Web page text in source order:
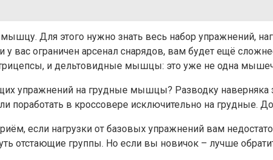
мышцу. Для этого нужно знать весь набор
вас ограничен арсенал снарядов, вам будет ещё
и дельтовидные мышцы: это уже не одна
упражнений на грудные мышцы? Разводку
поработать в кроссовере исключительно на грудные.
если нагрузки от базовых упражнений вам
отстающие группы. Но если вы новичок – лучше